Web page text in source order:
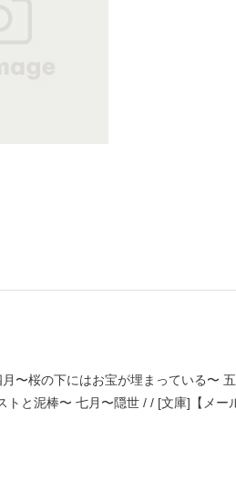
〜桜の下にはお宝が埋まっている〜
トと泥棒〜 七月〜隠世 / / [文庫]【メー